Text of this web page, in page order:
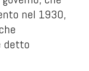
nel 1930,
detto